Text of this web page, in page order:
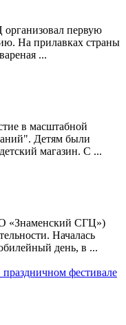
первую
На прилавках страны
...
в масштабной
Детям были
магазин. С ...
«Знаменский СГЦ»)
Началась
день, в ...